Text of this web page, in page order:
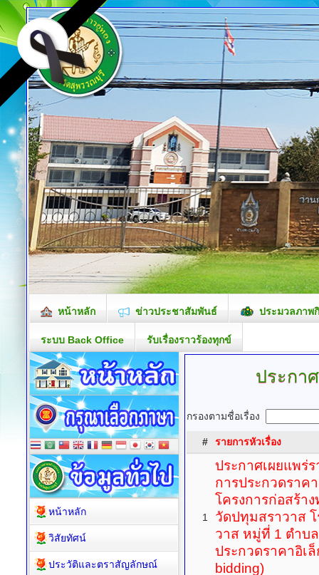
หน้าหลัก ข่าวประชาสัมพันธ์ ประมวลภาพ
ระบบ Back Office รับเรื่องราวร้องทุกข์
ประกา
กรองตามชื่อเรื่อง
# รายการหัวเรื่อง
1
ประกาศเผยแพร่
การประกวดราค
โครงการก่อสร้า
วัดปทุมสราวาส
วาส หมู่ที่ 1 ตำบ
ประกวดราคาอิเ
bidding)
หน้าหลัก
วิสัยทัศน์
ประวัติและตราสัญลักษณ์